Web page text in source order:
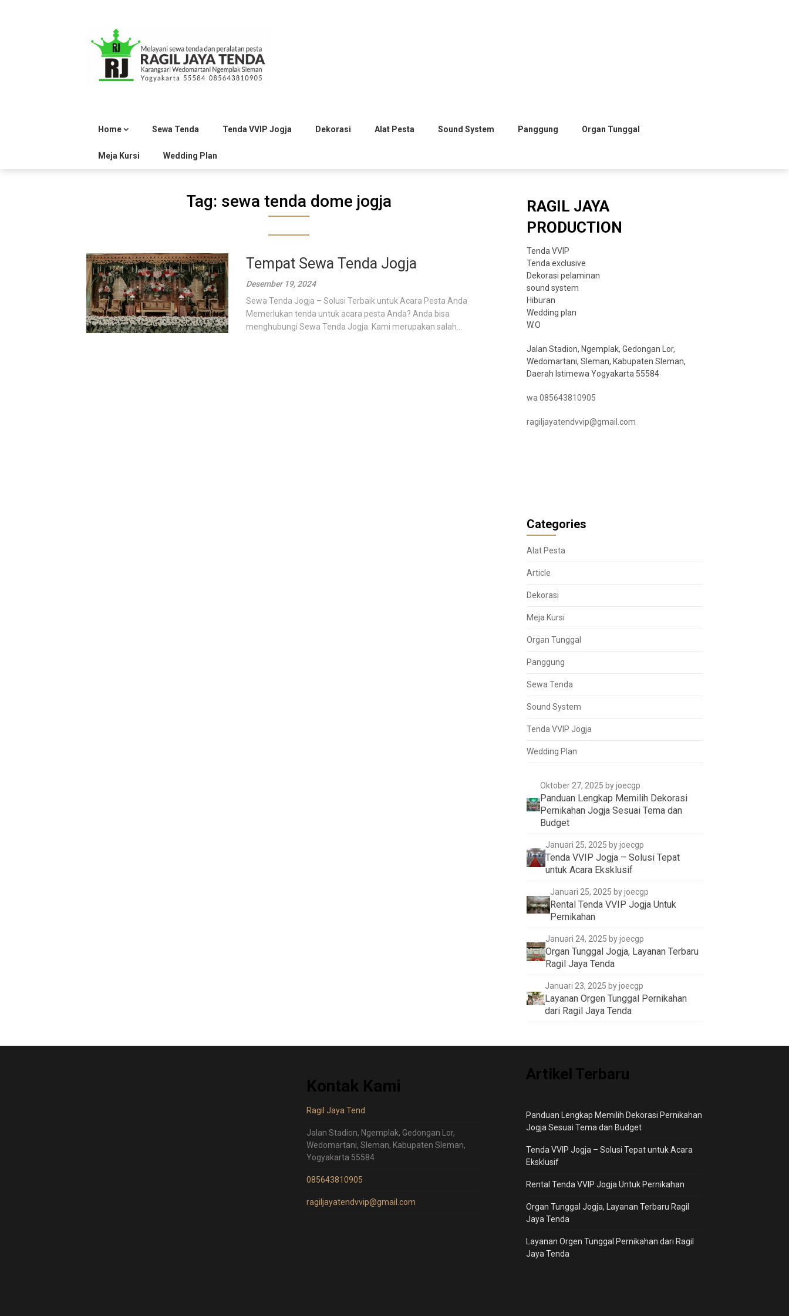
Home Sewa Tenda Tenda VVIP Jogja Dekorasi Alat Pesta Sound System Panggung Organ Tunggal
Meja Kursi Wedding Plan
Tag: sewa tenda dome jogja
Tempat Sewa Tenda Jogja
Desember 19, 2024
Sewa Tenda Jogja – Solusi Terbaik untuk Acara Pesta Anda
Memerlukan tenda untuk acara pesta Anda? Anda bisa
menghubungi Sewa Tenda Jogja. Kami merupakan salah...
RAGIL JAYA
PRODUCTION
Tenda VVIP
Tenda exclusive
Dekorasi pelaminan
sound system
Hiburan
Wedding plan
W.O
Jalan Stadion, Ngemplak, Gedongan Lor,
Wedomartani, Sleman, Kabupaten Sleman,
Daerah Istimewa Yogyakarta 55584
wa 085643810905
ragiljayatendvvip@gmail.com
Categories
Alat Pesta
Article
Dekorasi
Meja Kursi
Organ Tunggal
Panggung
Sewa Tenda
Sound System
Tenda VVIP Jogja
Wedding Plan
Oktober 27, 2025 by joecgp
Panduan Lengkap Memilih Dekorasi
Pernikahan Jogja Sesuai Tema dan
Budget
Januari 25, 2025 by joecgp
Tenda VVIP Jogja – Solusi Tepat
untuk Acara Eksklusif
Januari 25, 2025 by joecgp
Rental Tenda VVIP Jogja Untuk
Pernikahan
Januari 24, 2025 by joecgp
Organ Tunggal Jogja, Layanan Terbaru
Ragil Jaya Tenda
Januari 23, 2025 by joecgp
Layanan Orgen Tunggal Pernikahan
dari Ragil Jaya Tenda
Kontak Kami
Ragil Jaya Tend
Jalan Stadion, Ngemplak, Gedongan Lor,
Wedomartani, Sleman, Kabupaten Sleman,
Yogyakarta 55584
085643810905
ragiljayatendvvip@gmail.com
Artikel Terbaru
Panduan Lengkap Memilih Dekorasi Pernikahan
Jogja Sesuai Tema dan Budget
Tenda VVIP Jogja – Solusi Tepat untuk Acara
Eksklusif
Rental Tenda VVIP Jogja Untuk Pernikahan
Organ Tunggal Jogja, Layanan Terbaru Ragil
Jaya Tenda
Layanan Orgen Tunggal Pernikahan dari Ragil
Jaya Tenda